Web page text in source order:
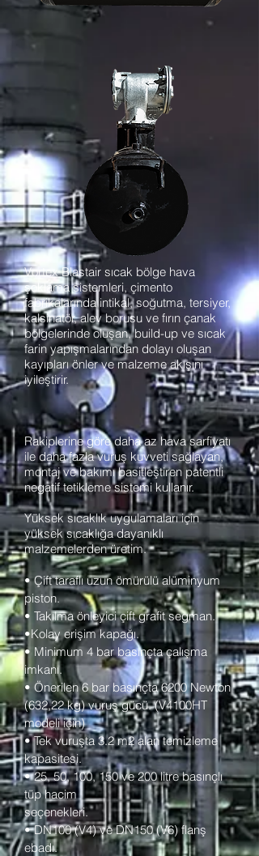
Vortex Blastair sıcak bölge hava
şoklama sistemleri, çimento
fabrikalarında intikal, soğutma, tersiyer,
kalsinatör, alev borusu ve fırın çanak
bölgelerinde oluşan, build-up ve sıcak
farin yapışmalarından dolayı oluşan
kayıpları önler ve malzeme akışını
iyileştirir.
Rakiplerine göre daha az hava sarfiyatı
ile daha fazla vuruş kuvveti sağlayan,
montaj ve bakımı basitleştiren patentli
negatif tetikleme sistemi kullanır.
Yüksek sıcaklık uygulamaları için
yüksek sıcaklığa dayanıklı
malzemelerden üretim.
• Çift taraflı uzun ömürülü alüminyum
piston.
• Takılma önleyici çift grafit segman.
•Kolay erişim kapağı.
• Minimum 4 bar basınçta çalışma
imkanı.
• Önerilen 6 bar basınçta 6200 Newton
(632,22 kg) vuruş gücü. (V4100HT
modeli için)
• Tek vuruşta 3.2 m2 alan temizleme
kapasitesi.
• 25, 50, 100, 150 ve 200 litre basınçlı
tüp hacim
seçenekleri.
• DN100 (V4) ve DN150 (V6) flanş
ebadı.